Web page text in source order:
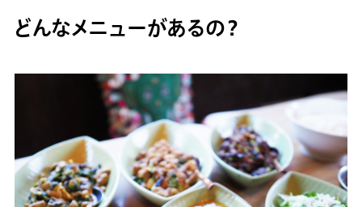
どんなメニューがあるの？